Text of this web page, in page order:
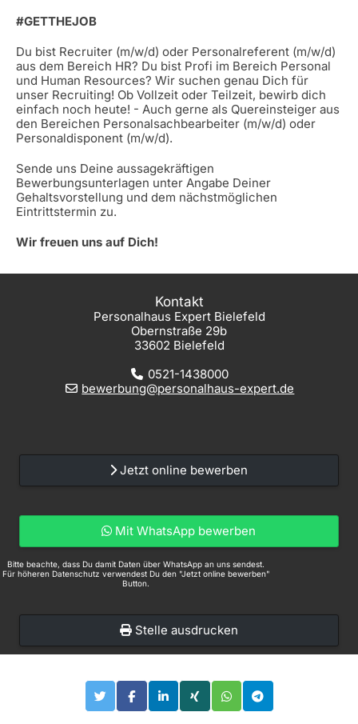
#GETTHEJOB
Du bist Recruiter (m/w/d) oder Personalreferent (m/w/d)
aus dem Bereich HR? Du bist Profi im Bereich Personal
und Human Resources? Wir suchen genau Dich für
unser Recruiting! Ob Vollzeit oder Teilzeit, bewirb dich
einfach noch heute! - Auch gerne als Quereinsteiger aus
den Bereichen Personalsachbearbeiter (m/w/d) oder
Personaldisponent (m/w/d).
Sende uns Deine aussagekräftigen
Bewerbungsunterlagen unter Angabe Deiner
Gehaltsvorstellung und dem nächstmöglichen
Eintrittstermin zu.
Wir freuen uns auf Dich!
Kontakt
Personalhaus Expert Bielefeld
Obernstraße 29b
33602 Bielefeld
0521-1438000
bewerbung@personalhaus-expert.de
Jetzt online bewerben
Mit WhatsApp bewerben
Bitte beachte, dass Du damit Daten über WhatsApp an uns sendest.
Für höheren Datenschutz verwendest Du den "Jetzt online bewerben"
Button.
Stelle ausdrucken